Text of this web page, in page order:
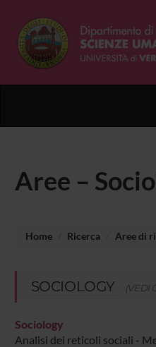
Aree –
Home Ricerca Aree di
SOCIOLOGY (VEDI
Sociology
Analisi dei reticoli sociali -